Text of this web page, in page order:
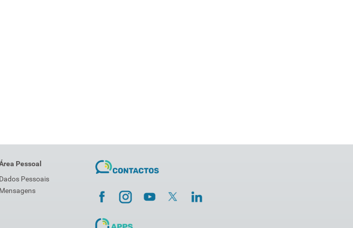
Pessoal
Dados Pessoais
Mensagens